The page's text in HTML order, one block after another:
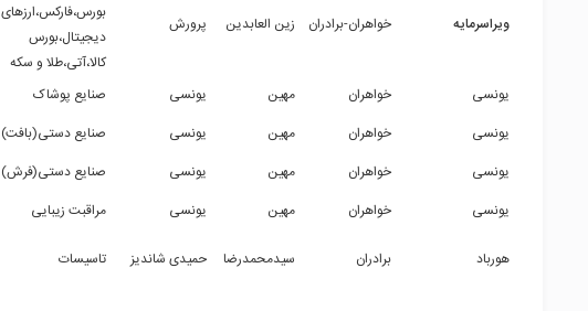
ویراسرمایه خواهران-برادران زین العابدین پرورش
بورس،فارکس،ارزهای
دیجیتال،بورس
کالا،آتی،طلا و سکه
یونسی خواهران مهین یونسی صنایع پوشاک
یونسی
خواهران مهین یونسی صنایع دستی(بافت)
یونسی
خواهران مهین یونسی صنایع دستی(فرش)
یونسی
خواهران مهین یونسی مراقبت زیبایی
هورباد برادران سیدمحمدرضا حمیدی شاندیز تاسیسات